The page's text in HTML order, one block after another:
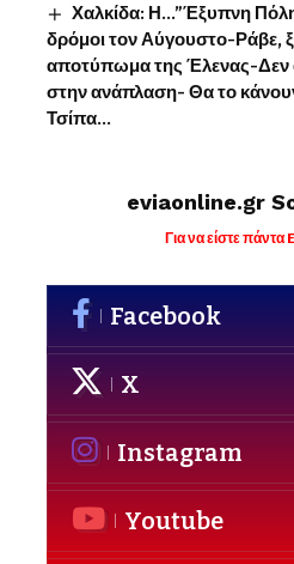
Χαλκίδα: Η…”Έξυπνη
δρόμοι τον Αύγουστο-Ράβε,
αποτύπωμα της Έλενας-Δεν
στην ανάπλαση- Θα το
Τσίπα…
eviaonline.gr
Για να είστε
Facebook
X
Instagram
Youtube